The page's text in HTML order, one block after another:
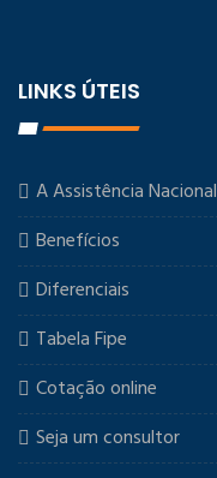
LINKS ÚTEIS
A Assistência Nacional
Benefícios
Diferenciais
Tabela Fipe
Cotação online
Seja um consultor